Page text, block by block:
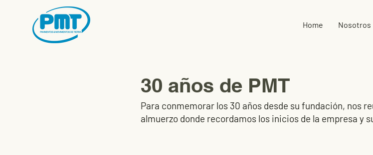
Home Nosotros
30 años de PMT
Para conmemorar los 30 años desde su fundación, nos
almuerzo donde recordamos los inicios de la empresa y